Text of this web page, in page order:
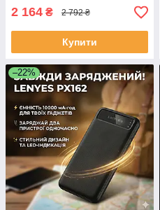
2 164 ₴ 2 792 ₴
Купити
–22%